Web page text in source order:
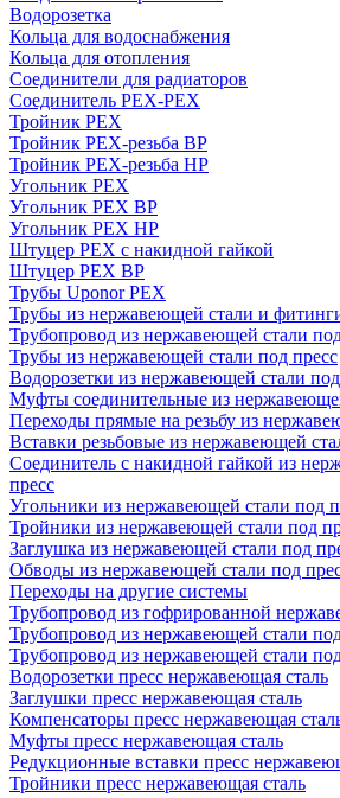
Водорозетка
Кольца для водоснабжения
Кольца для отопления
Соединители для радиаторов
Соединитель PEX-PEX
Тройник PEX
Тройник PEX-резьба ВР
Тройник PEX-резьба НР
Угольник PEX
Угольник PEX ВР
Угольник PEX НР
Штуцер PEX c накидной гайкой
Штуцер PEX ВР
Трубы Uponor PEX
Трубы из нержавеющей стали и
Трубопровод из нержавеющей стали
Трубы из нержавеющей стали под пресс
Водорозетки из нержавеющей стали
Муфты соединительные из
Переходы прямые на резьбу из
Вставки резьбовые из нержавеющей
Соединитель с накидной гайкой из
пресс
Угольники из нержавеющей стали под
Тройники из нержавеющей стали под
Заглушка из нержавеющей стали под
Обводы из нержавеющей стали под
Переходы на другие системы
Трубопровод из гофрированной
Трубопровод из нержавеющей стали
Трубопровод из нержавеющей стали
Водорозетки пресс нержавеющая сталь
Заглушки пресс нержавеющая сталь
Компенсаторы пресс нержавеющая
Муфты пресс нержавеющая сталь
Редукционные вставки пресс
Тройники пресс нержавеющая сталь